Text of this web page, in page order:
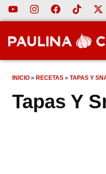
INICIO » RECETAS » TAPAS Y
Tapas Y